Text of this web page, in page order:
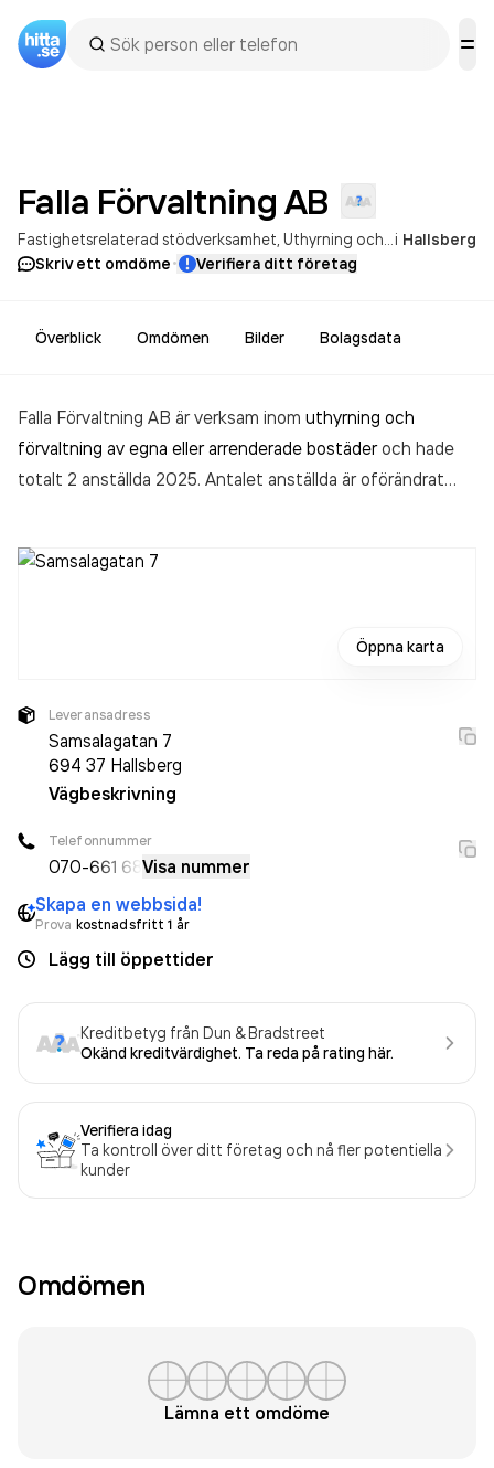
Falla Förvaltning AB
Fastighetsrelaterad stödverksamhet Uthyrning och förvaltning av egna eller arrenderade bostäder i Hallsberg
Skriv ett omdöme· Verifiera ditt företag
Överblick Omdömen Bilder Bolagsdata
Falla Förvaltning AB är verksam inom uthyrning och
förvaltning av egna eller arrenderade bostäderoch hade
totalt 2 anställda 2025. Antalet anställda är oförändrat
5 626 000,00 kr
Öppna karta
Leveransadress
Samsalagatan 7
694 37 Hallsberg
Vägbeskrivning
Telefonnummer
070-661 68 Visa nummer
Skapa en webbsida!
Prova kostnadsfritt 1 år
Lägg till öppettider
Kreditbetyg från Dun & Bradstreet
Okänd kreditvärdighet. Ta reda på rating här.
Verifiera idag
Ta kontroll över ditt företag och nå fler potentiella
kunder
Omdömen
Lämna ett omdöme